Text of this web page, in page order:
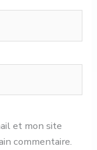
et mon site
commentaire.